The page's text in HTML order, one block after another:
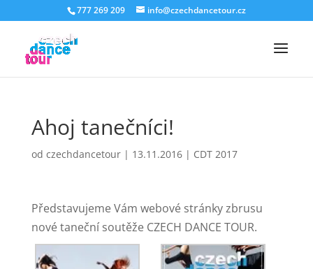
777 269 209 info@czechdancetour.cz
Ahoj tanečníci!
od czechdancetour| 13.11.2016| CDT 2017
Představujeme Vám webové stránky zbrusu
nové taneční soutěže CZECH DANCE TOUR.